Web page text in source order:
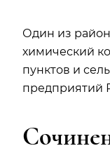
Один из
химический
пунктов и
предприятий